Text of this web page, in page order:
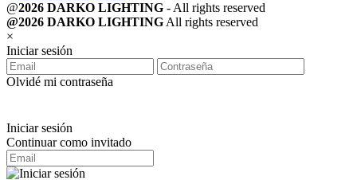
@2026 DARKO LIGHTING - All rights reserved
@2026 DARKO LIGHTINGAll rights reserved
×
Iniciar sesión
Olvidé mi contraseña
Iniciar sesión
Continuar como invitado